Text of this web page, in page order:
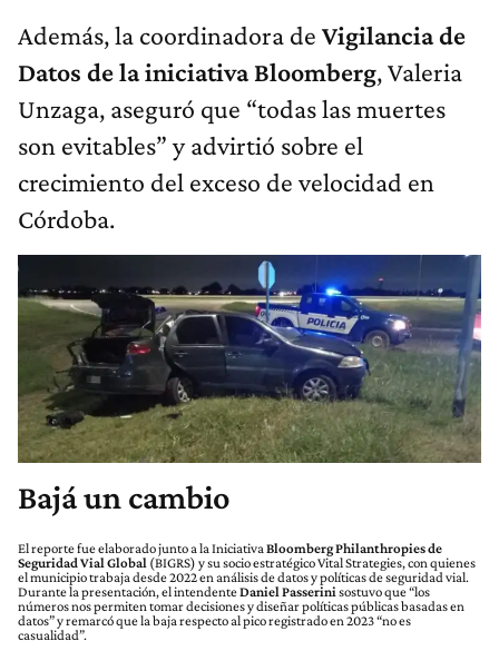
Además, la coordinadora de Vigilancia de
Datos de la iniciativa Bloomberg, Valeria
Unzaga, aseguró que “todas las muertes
son evitables” y advirtió sobre el
crecimiento del exceso de velocidad en
Córdoba.
Bajá un cambio
El reporte fue elaborado junto a la IniciativaBloomberg Philanthropies de
Seguridad Vial Global (BIGRS) y su socio estratégico Vital Strategies, con quienes
el municipio trabaja desde 2022 en análisis de datos y políticas de seguridad vial.
Durante la presentación, el intendenteDaniel Passerinisostuvo que “los
números nos permiten tomar decisiones y diseñar políticas públicas basadas en
datos” y remarcó que la baja respecto al pico registrado en 2023 “no es
casualidad”.